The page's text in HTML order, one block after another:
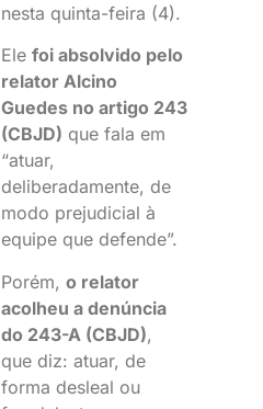
nesta quinta-feira (4).
Ele foi absolvido pelo
relator Alcino
Guedes no artigo 243
(CBJD) que fala em
“atuar,
deliberadamente, de
modo prejudicial à
equipe que defende”.
Porém, o relator
acolheu a denúncia
do 243-A (CBJD),
que diz: atuar, de
forma desleal ou